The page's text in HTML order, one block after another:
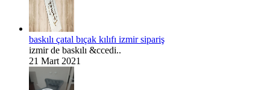
baskılı çatal bıçak kılıfı izmir sipariş
izmir de baskılı &ccedi..
21 Mart 2021